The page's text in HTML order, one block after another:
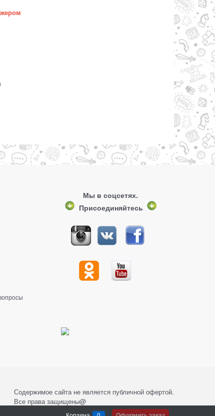
Мы в соцсетях.
Присоединяйтесь
Содержимое сайта не является публичной офертой.
Все права защищены@